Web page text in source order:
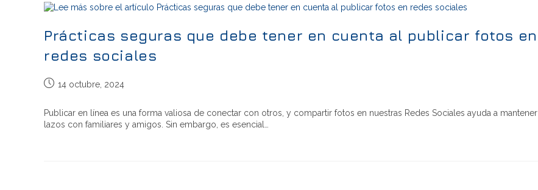
Prácticas seguras que debe tener en cuenta al publicar fotos en
redes sociales
14 octubre, 2024
Publicar en línea es una forma valiosa de conectar con otros, y compartir fotos en nuestras Redes Sociales ayuda a mantener
lazos con familiares y amigos. Sin embargo, es esencial…